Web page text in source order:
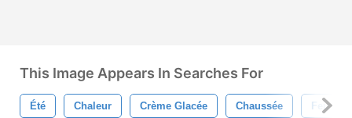
This Image Appears In Searches For
Été Chaleur Crème Glacée Chaussée Feu